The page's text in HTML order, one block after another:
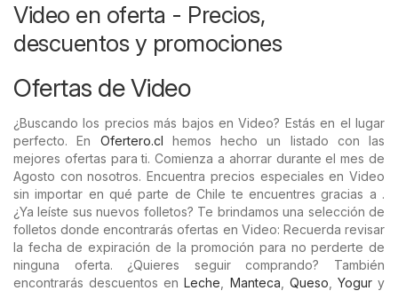
Video en oferta - Precios,
descuentos y promociones
Ofertas de Video
¿Buscando los precios más bajos en Video? Estás en el lugar
perfecto. En Ofertero.cl hemos hecho un listado con las
mejores ofertas para ti. Comienza a ahorrar durante el mes de
Agosto con nosotros. Encuentra precios especiales en Video
sin importar en qué parte de Chile te encuentres gracias a .
¿Ya leíste sus nuevos folletos? Te brindamos una selección de
folletos donde encontrarás ofertas en Video: Recuerda revisar
la fecha de expiración de la promoción para no perderte de
ninguna oferta. ¿Quieres seguir comprando? También
encontrarás descuentos enLeche Manteca Queso Yogury